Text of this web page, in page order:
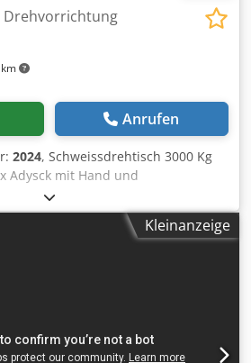
Drehvorrichtung
Anrufen
2024, Schweissdrehtisch 3000 Kg
Adysck mit Hand und
1400 mm Bohrung
stufenlos 0 - 0,6
Kleinanzeige